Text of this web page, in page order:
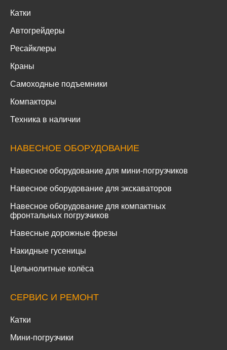
Катки
Автогрейдеры
Ресайклеры
Краны
Самоходные подъемники
Компакторы
Техника в наличии
НАВЕСНОЕ ОБОРУДОВАНИЕ
Навесное оборудование для мини-погрузчиков
Навесное оборудование для экскаваторов
Навесное оборудование для компактных
фронтальных погрузчиков
Навесные дорожные фрезы
Накидные гусеницы
Цельнолитные колёса
СЕРВИС И РЕМОНТ
Катки
Мини-погрузчики